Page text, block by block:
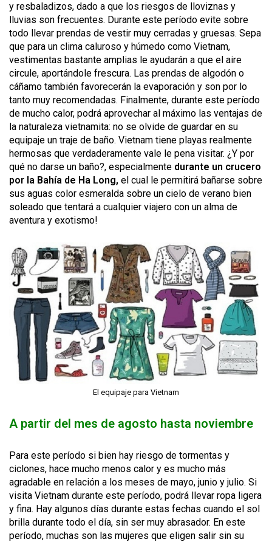
y resbaladizos, dado a que los riesgos de lloviznas y
lluvias son frecuentes. Durante este período evite sobre
todo llevar prendas de vestir muy cerradas y gruesas. Sepa
que para un clima caluroso y húmedo como Vietnam,
vestimentas bastante amplias le ayudarán a que el aire
circule, aportándole frescura. Las prendas de algodón o
cáñamo también favorecerán la evaporación y son por lo
tanto muy recomendadas. Finalmente, durante este período
de mucho calor, podrá aprovechar al máximo las ventajas de
la naturaleza vietnamita: no se olvide de guardar en su
equipaje un traje de baño. Vietnam tiene playas realmente
hermosas que verdaderamente vale le pena visitar. ¿Y por
qué no darse un baño?, especialmente durante un crucero
por la Bahía de Ha Long, el cual le permitirá bañarse sobre
sus aguas color esmeralda sobre un cielo de verano bien
soleado que tentará a cualquier viajero con un alma de
aventura y exotismo!
El equipaje para Vietnam
A partir del mes de agosto hasta noviembre
Para este período si bien hay riesgo de tormentas y
ciclones, hace mucho menos calor y es mucho más
agradable en relación a los meses de mayo, junio y julio. Si
visita Vietnam durante este período, podrá llevar ropa ligera
y fina. Hay algunos días durante estas fechas cuando el sol
brilla durante todo el día, sin ser muy abrasador. En este
período, muchas son las mujeres que eligen salir sin su